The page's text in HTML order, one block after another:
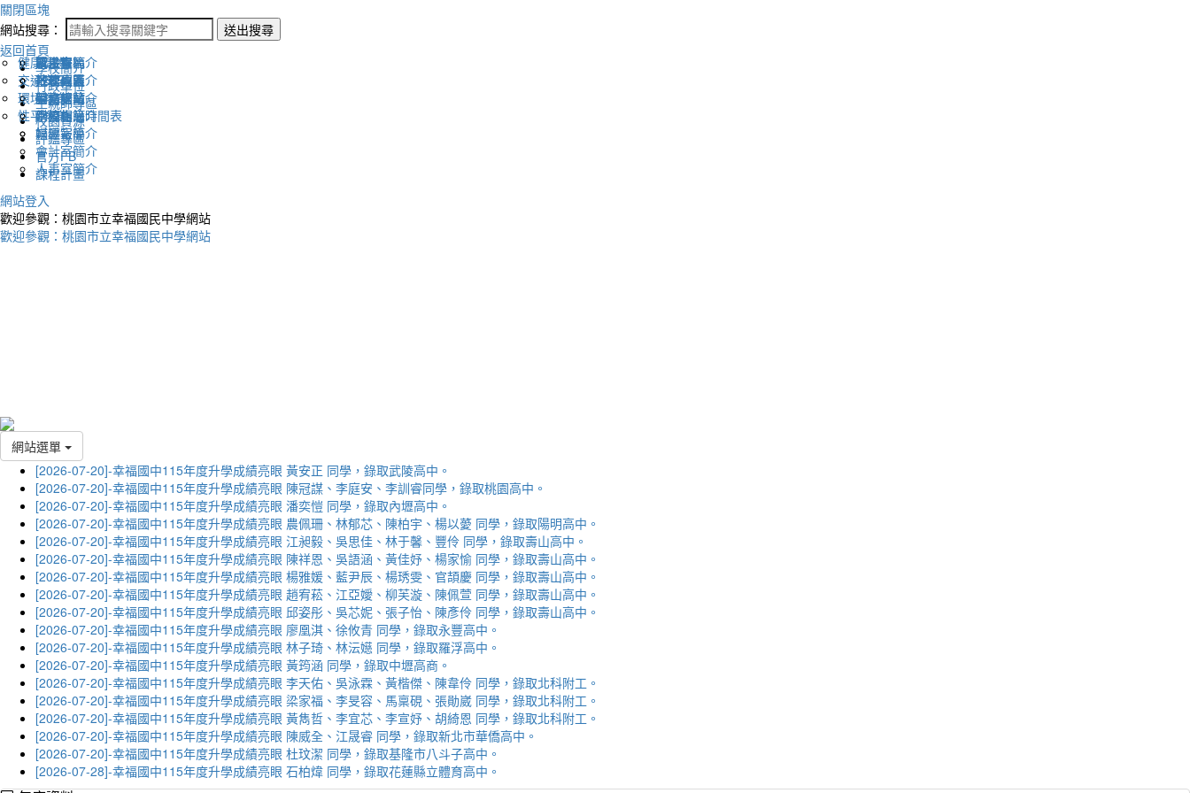
關閉區塊
網站搜尋：
送出搜尋
返回首頁
學校簡介
認識幸福
地理位置
英文網站
幸福相簿
媒體報導
行政單位
校長室簡介
教務處簡介
學務處簡介
總務處簡介
輔導室簡介
會計室簡介
人事室簡介
生親師專區
新生專區
升學專區
圖書館藏
學校作息時間表
校園資源
電子報
下載列表
評鑑專區
健康促進
交通安全
環境教育
性平教育
官方FB
課程計畫
網站登入
歡迎參觀：桃園市立幸福國民中學網站
歡迎參觀：桃園市立幸福國民中學網站
網站選單
[2026-07-20]-幸福國中115年度升學成績亮眼 黃安正 同學，錄取武陵高中。
[2026-07-20]-幸福國中115年度升學成績亮眼 陳冠謀、李庭安、李訓睿同學，錄取桃園高中。
[2026-07-20]-幸福國中115年度升學成績亮眼 潘奕愷 同學，錄取內壢高中。
[2026-07-20]-幸福國中115年度升學成績亮眼 農佩珊、林郁芯、陳柏宇、楊以薆 同學，錄取陽明高中。
[2026-07-20]-幸福國中115年度升學成績亮眼 江昶毅、吳思佳、林于馨、豐伶 同學，錄取壽山高中。
[2026-07-20]-幸福國中115年度升學成績亮眼 陳祥恩、吳語涵、黃佳妤、楊家愉 同學，錄取壽山高中。
[2026-07-20]-幸福國中115年度升學成績亮眼 楊雅媛、藍尹辰、楊琇雯、官頡慶 同學，錄取壽山高中。
[2026-07-20]-幸福國中115年度升學成績亮眼 趙宥菘、江亞嬡、柳芙漩、陳佩萱 同學，錄取壽山高中。
[2026-07-20]-幸福國中115年度升學成績亮眼 邱姿彤、吳芯妮、張子怡、陳彥伶 同學，錄取壽山高中。
[2026-07-20]-幸福國中115年度升學成績亮眼 廖凰淇、徐攸青 同學，錄取永豐高中。
[2026-07-20]-幸福國中115年度升學成績亮眼 林子琦、林沄嬨 同學，錄取羅浮高中。
[2026-07-20]-幸福國中115年度升學成績亮眼 黃筠涵 同學，錄取中壢高商。
[2026-07-20]-幸福國中115年度升學成績亮眼 李天佑、吳泳霖、黃楷傑、陳韋伶 同學，錄取北科附工。
[2026-07-20]-幸福國中115年度升學成績亮眼 梁家福、李旻容、馬稟硯、張勛崴 同學，錄取北科附工。
[2026-07-20]-幸福國中115年度升學成績亮眼 黃雋哲、李宜芯、李宣妤、胡綺恩 同學，錄取北科附工。
[2026-07-20]-幸福國中115年度升學成績亮眼 陳威全、江晟睿 同學，錄取新北市華僑高中。
[2026-07-20]-幸福國中115年度升學成績亮眼 杜玟潔 同學，錄取基隆市八斗子高中。
[2026-07-28]-幸福國中115年度升學成績亮眼 石柏煒 同學，錄取花蓮縣立體育高中。